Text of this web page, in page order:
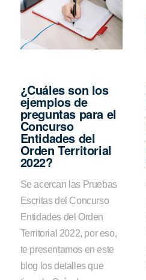
¿Cuáles son los
ejemplos de
preguntas para el
Concurso
Entidades del
Orden Territorial
2022?
Se acercan las Pruebas
Escritas del Concurso
Entidades del Orden
Territorial 2022, por eso,
te presentamos en este
blog los detalles que